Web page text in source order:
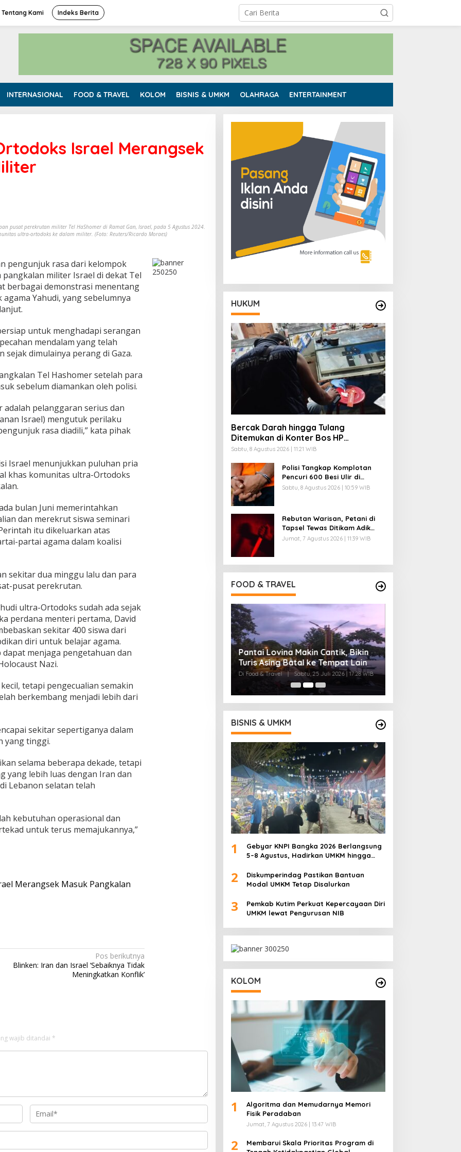
Tentang Kami Indeks Berita
INTERNASIONAL FOOD & TRAVEL KOLOM BISNIS & UMKM OLAHRAGA ENTERTAINMENT
Israel Merangsek
pusat perekrutan militer Tel HaShomer di Ramat Gan, Israel, pada 5 Agustus 2024.
ultra-ortodoks ke dalam militer. (Foto: Reuters/Ricardo Moraes)
pengunjuk rasa dari kelompok
militer Israel di dekat Tel
berbagai demonstrasi menentang
Yahudi, yang sebelumnya
untuk menghadapi serangan
mendalam yang telah
sejak dimulainya perang di Gaza.
Tel Hashomer setelah para
sebelum diamankan oleh polisi.
pelanggaran serius dan
Israel) mengutuk perilaku
rasa diadili,” kata pihak
Israel menunjukkan puluhan pria
khas komunitas ultra-Ortodoks
bulan Juni memerintahkan
dan merekrut siswa seminari
itu dikeluarkan atas
partai agama dalam koalisi
sekitar dua minggu lalu dan para
pusat perekrutan.
ultra-Ortodoks sudah ada sejak
perdana menteri pertama, David
sekitar 400 siswa dari
diri untuk belajar agama.
menjaga pengetahuan dan
Nazi.
tetapi pengecualian semakin
berkembang menjadi lebih dari
sekitar sepertiganya dalam
yang tinggi.
selama beberapa dekade, tetapi
yang lebih luas dengan Iran dan
Lebanon selatan telah
kebutuhan operasional dan
untuk terus memajukannya,”
Merangsek Masuk Pangkalan
Pos berikutnya
Blinken: Iran dan Israel ‘Sebaiknya Tidak
Meningkatkan Konflik’
wajib ditandai *
HUKUM
Bercak Darah hingga Tulang
Ditemukan di Konter Bos HP
Ambarawa Tewas Dibunuh
Sabtu, 8 Agustus 2026 | 11:21 WIB
Polisi Tangkap Komplotan
Pencuri 600 Besi Ulir di
Cikande Serang
Sabtu, 8 Agustus 2026 | 10:59 WIB
Rebutan Warisan, Petani di
Tapsel Tewas Ditikam Adik
Kandung
Jumat, 7 Agustus 2026 | 11:39 WIB
FOOD & TRAVEL
Pesona Danau Tondano, Ada
Kuliner Khas yang Bikin Turis
Pantai Lovina Makin Cantik, Bikin
Turis Asing Batal ke Tempat Lain
Di Food & Travel | Sabtu, 25 Juli 2026 | 17:28 WIB
BISNIS & UMKM
1
Gebyar KNPI Bangka 2026 Berlangsung
5–8 Agustus, Hadirkan UMKM hingga
2
Diskumperindag Pastikan Bantuan
Modal UMKM Tetap Disalurkan
3
Pemkab Kutim Perkuat Kepercayaan Diri
UMKM lewat Pengurusan NIB
KOLOM
1
Algoritma dan Memudarnya Memori
Fisik Peradaban
Jumat, 7 Agustus 2026 | 13:47 WIB
2
Membarui Skala Prioritas Program di